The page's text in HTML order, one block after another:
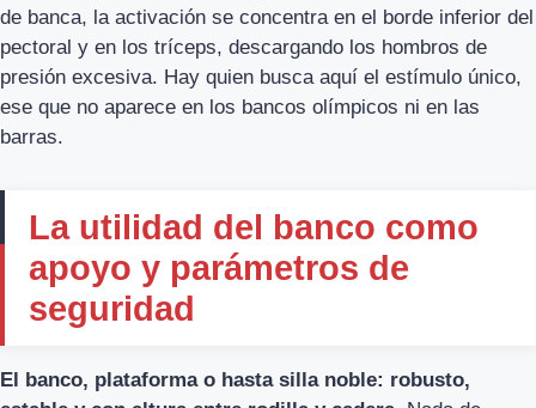
de banca, la activación se concentra en el borde inferior del
pectoral y en los tríceps, descargando los hombros de
presión excesiva. Hay quien busca aquí el estímulo único,
ese que no aparece en los bancos olímpicos ni en las
barras.
La utilidad del banco como
apoyo y parámetros de
seguridad
El banco, plataforma o hasta silla noble: robusto,